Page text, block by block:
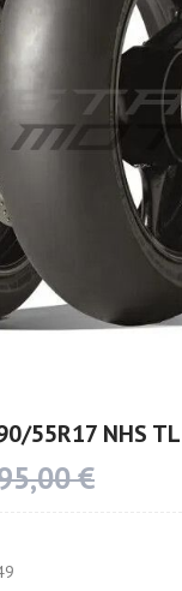
55R17 NHS
€